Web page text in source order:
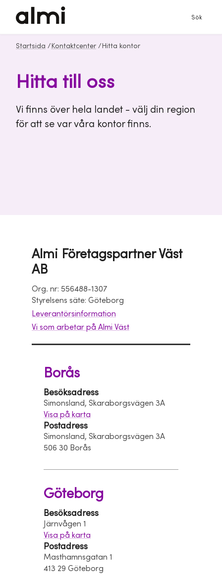
Sök
Startsida / Kontaktcenter / Hitta kontor
Hitta till oss
Vi finns över hela landet - välj din region
för att se var våra kontor finns.
Almi Företagspartner Väst
AB
Org. nr: 556488-1307
Styrelsens säte: Göteborg
Leverantörsinformation
Vi som arbetar på Almi Väst
Borås
Besöksadress
Simonsland, Skaraborgsvägen 3A
Visa på karta
Postadress
Simonsland, Skaraborgsvägen 3A
506 30 Borås
Göteborg
Besöksadress
Järnvågen 1
Visa på karta
Postadress
Masthamnsgatan 1
413 29 Göteborg